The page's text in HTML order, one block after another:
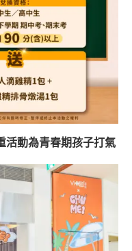
動為青春期孩子打氣